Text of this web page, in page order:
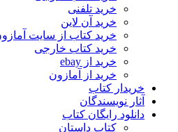
خرید تلفنی
خرید آن لاین
خرید کتاب از سایت
خرید کتاب خارجی
خرید از ebay
خرید از آمازون
خریدار کتاب
آثار نویسندگان
دانلود رایگان کتاب
کتاب داستان